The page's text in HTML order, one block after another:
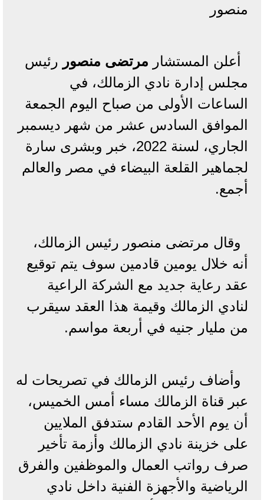
منصور
أعلن المستشار مرتضى منصور رئيس
مجلس إدارة نادي الزمالك، في
الساعات الأولى من صباح اليوم الجمعة
الموافق السادس عشر من شهر ديسمبر
الجاري، لسنة 2022، خبر وبشرى سارة
لجماهير القلعة البيضاء في مصر والعالم
أجمع.
وقال مرتضى منصور رئيس الزمالك،
أنه خلال يومين قادمين سوف يتم توقيع
عقد رعاية جديد مع الشركة الراعية
لنادي الزمالك وقيمة هذا العقد سيقرب
من مليار جنيه في أربعة مواسم.
وأضاف رئيس الزمالك في تصريحات له
عبر قناة الزمالك مساء أمس الخميس،
أن يوم الأحد القادم ستدفق الملايين
على خزينة نادي الزمالك وأزمة تأخير
صرف رواتب العمال والموظفين والفرق
الرياضية والأجهزة الفنية داخل نادي